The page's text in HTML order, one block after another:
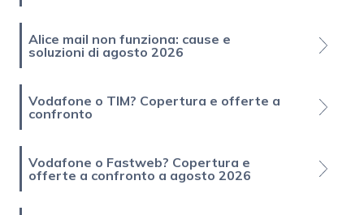
Alice mail non funziona: cause e
soluzioni di agosto 2026
Vodafone o TIM? Copertura e offerte a
confronto
Vodafone o Fastweb? Copertura e
offerte a confronto a agosto 2026